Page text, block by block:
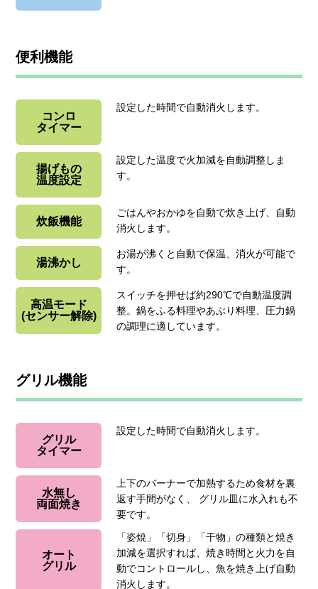
便利機能
コンロ
タイマー
設定した時間で自動消火します。
揚げもの
温度設定
設定した温度で火加減を自動調整しま
す。
炊飯機能
ごはんやおかゆを自動で炊き上げ、自動
消火します。
湯沸かし
お湯が沸くと自動で保温、消火が可能で
す。
高温モード
(センサー解除)
スイッチを押せば約290℃で自動温度調
整。鍋をふる料理やあぶり料理、圧力鍋
の調理に適しています。
グリル機能
グリル
タイマー
設定した時間で自動消火します。
水無し
両面焼き
上下のバーナーで加熱するため食材を裏
返す手間がなく、 グリル皿に水入れも不
要です。
オート
グリル
「姿焼」「切身」「干物」の種類と焼き
加減を選択すれば、焼き時間と火力を自
動でコントロールし、魚を焼き上げ自動
消火します。